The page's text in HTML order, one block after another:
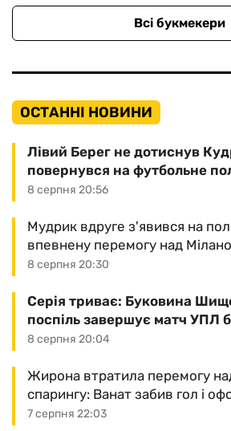
Всі букмекери
ОСТАННІ НОВИНИ
8 серпня 20:56
Лівий Берег не дотиснув
повернувся на футбольне
8 серпня 20:30
Мудрик вдруге з'явився на
впевнену перемогу над
8 серпня 20:04
Серія триває: Буковина
поспіль завершує матч УПЛ
7 серпня 22:03
Жирона втратила перемогу
спарингу: Ванат забив гол і